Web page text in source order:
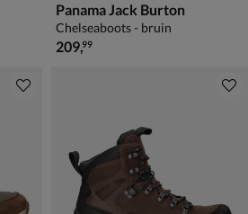
Panama Jack Burton
Chelseaboots - bruin
€ 209,99
209,99